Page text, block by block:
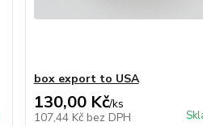
box export to USA
130,00 Kč/ks
107,44 Kč bez DPH